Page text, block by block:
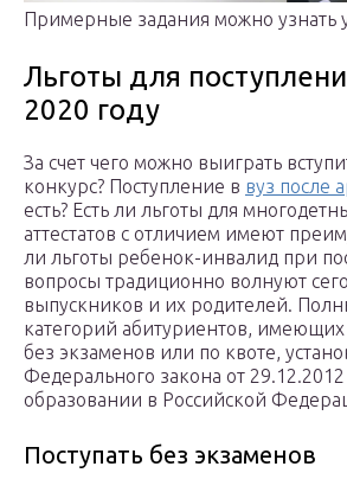
Примерные задания можно узнать
Льготы для
2020 году
За счет чего можно выиграть
конкурс? Поступление в вуз после
есть? Есть ли льготы для
аттестатов с отличием имеют
ли льготы ребенок-инвалид при
вопросы традиционно волнуют
выпускников и их родителей.
категорий абитуриентов, имеющих
без экзаменов или по квоте,
Федерального закона от
образовании в Российской
Поступать без экзаменов